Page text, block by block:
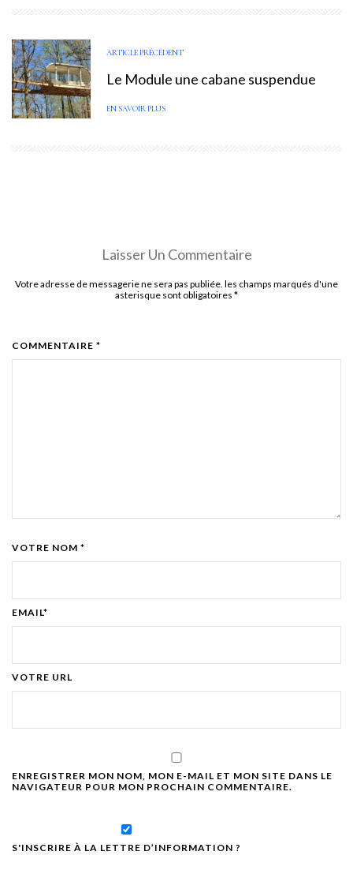
ARTICLE PRÉCÉDENT
Le Module une cabane suspendue
EN SAVOIR PLUS
Laisser Un Commentaire
Votre adresse de messagerie ne sera pas publiée. les champs marqués d'une
asterisque sont obligatoires *
COMMENTAIRE *
VOTRE NOM *
EMAIL*
VOTRE URL
ENREGISTRER MON NOM, MON E-MAIL ET MON SITE DANS LE
NAVIGATEUR POUR MON PROCHAIN COMMENTAIRE.
S'INSCRIRE À LA LETTRE D’INFORMATION ?